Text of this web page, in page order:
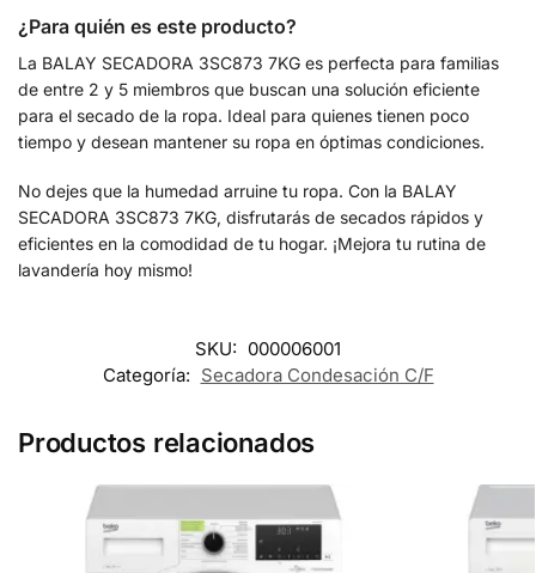
¿Para quién es este producto?
La BALAY SECADORA 3SC873 7KG es perfecta para familias
de entre 2 y 5 miembros que buscan una solución eficiente
para el secado de la ropa. Ideal para quienes tienen poco
tiempo y desean mantener su ropa en óptimas condiciones.
No dejes que la humedad arruine tu ropa. Con la BALAY
SECADORA 3SC873 7KG, disfrutarás de secados rápidos y
eficientes en la comodidad de tu hogar. ¡Mejora tu rutina de
lavandería hoy mismo!
SKU: 000006001
Categoría: Secadora Condesación C/F
Productos relacionados